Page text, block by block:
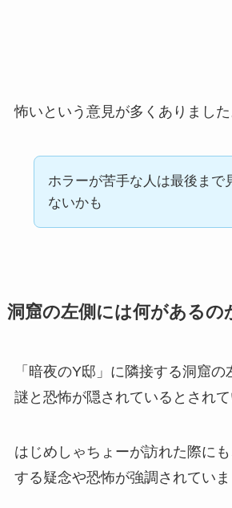
怖いという意見が多くありました
ホラーが苦手な人は最後まで
ないかも
洞窟の左側には何があるの
「暗夜のY邸」に隣接する洞窟
謎と恐怖が隠されているとされて
はじめしゃちょーが訪れた際に
する疑念や恐怖が強調されていま